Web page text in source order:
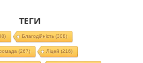
ТЕГИ
Благодійність(308)
(267) Ліцей (216)